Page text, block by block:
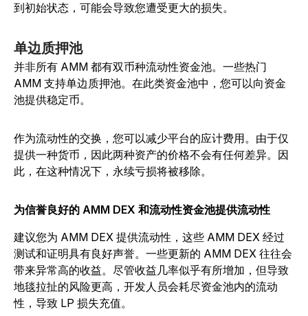
到初始状态，可能会导致您遭受更大的损失。
单边质押池
并非所有 AMM 都有双币种流动性资金池。一些热门
AMM 支持单边质押池。在此类资金池中，您可以向资金
池提供稳定币。
作为流动性的交换，您可以减少平台的应计费用。由于仅
提供一种货币，因此两种资产的价格不会有任何差异。因
此，在这种情况下，永续亏损将被移除。
为信誉良好的 AMM DEX 和流动性资金池提供流动性
建议您为 AMM DEX 提供流动性，这些 AMM DEX 经过
测试和证明具有良好声誉。一些更新的 AMM DEX 往往会
带来异常高的收益。尽管收益几率似乎有所增加，但导致
地毯拉扯的风险更高，开发人员会耗尽资金池内的流动
性，导致 LP 损失充值。